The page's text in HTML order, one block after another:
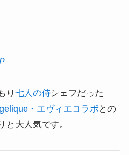
り 七人の侍シェフだった
・エヴィエコラボ との
と大人気です。